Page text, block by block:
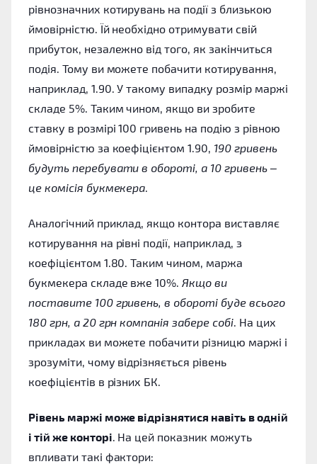
рівнозначних котирувань на події з близькою
ймовірністю. Їй необхідно отримувати свій
прибуток, незалежно від того, як закінчиться
подія. Тому ви можете побачити котирування,
наприклад, 1.90. У такому випадку розмір маржі
складе 5%. Таким чином, якщо ви зробите
ставку в розмірі 100 гривень на подію з рівною
ймовірністю за коефіцієнтом 1.90, 190 гривень
будуть перебувати в обороті, а 10 гривень –
це комісія букмекера.
Аналогічний приклад, якщо контора виставляє
котирування на рівні події, наприклад, з
коефіцієнтом 1.80. Таким чином, маржа
букмекера складе вже 10%.Якщо ви
поставите 100 гривень, в обороті буде всього
180 грн, а 20 грн компанія забере собі. На цих
прикладах ви можете побачити різницю маржі і
зрозуміти, чому відрізняється рівень
коефіцієнтів в різних БК.
Рівень маржі може відрізнятися навіть в одній
і тій же конторі. На цей показник можуть
впливати такі фактори: